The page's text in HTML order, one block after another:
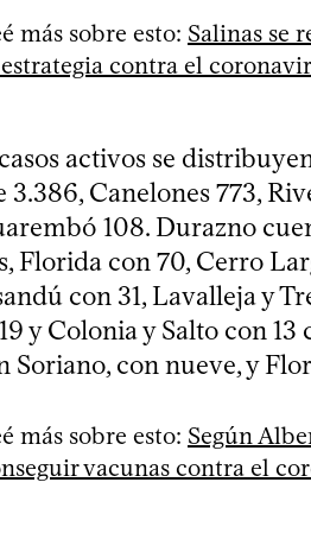
más sobre esto: Salinas se
contra el
activos se
3.386, Canelones 773,
108. Durazno
Florida con 70, Cerro
con 31, Lavalleja y
y Colonia y Salto con
Soriano, con nueve, y
más sobre esto: Según
vacunas contra el